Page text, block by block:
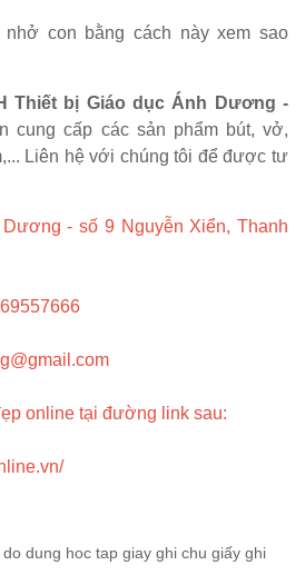
con bằng cách này xem sao
Thiết bị Giáo dục Ánh Dương -
cung cấp các sản phẩm bút, vở,
Liên hệ với chúng tôi để được tư
- số 9 Nguyễn Xiển, Thanh
online tại đường link sau:
do dung hoc tap giay ghi chu giấy ghi